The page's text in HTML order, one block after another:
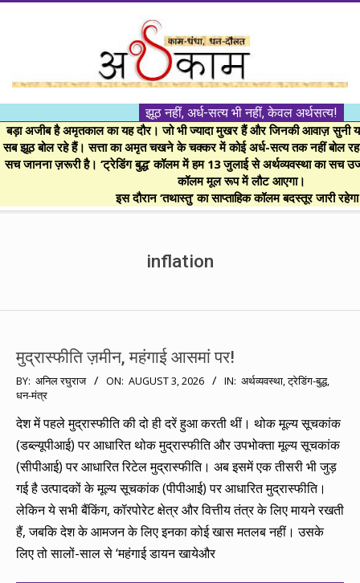
।।
अर्थकाम।।
BE
FINANCIALLY
झूठ नहीं, अर्ध-सत्य भी नहीं, केवल अर्थसत्य!
बड़ा अजीब है अमृतकाल का यह दौर। जो भी ज्यादा मुखर हैं और जिनकी आवाज़ सुनी
सब झूठ बोल रहे हैं। सत्ता का अमृत चखने के चक्कर में कोई अर्ध-सत्य तक नहीं बोल
सच जानना ज़रूरी है। ‘ट्रेडिंग बुद्ध’ कॉलम में हम 13 जुलाई से अर्थव्यवस्था का सच
कॉलम मूल रूप में लौट आएगा।
इस दौरान ‘तथास्तु’ का साप्ताहिक कॉलम बदस्तूर जारी
inflation
मुद्रास्फीति ज़मीन, महंगाई आसमां पर!
2026-
08-
03
BY: अनिल रघुराज ON: AUGUST 3, 2026 IN: अर्थव्यवस्था,ट्रेडिंग-बुद्ध,
धन-मंत्र
देश में पहले मुद्रास्फीति की दो ही दरें हुआ करती थीं। थोक मूल्य सूचकांक
(डब्ल्यूपीआई) पर आधारित थोक मुद्रास्फीति और उपभोक्ता मूल्य सूचकांक
(सीपीआई) पर आधारित रिटेल मुद्रास्फीति। अब इसमें एक तीसरी भी जुड़
गई है उत्पादकों के मूल्य सूचकांक (पीपीआई) पर आधारित मुद्रास्फीति।
लेकिन ये सभी बैंकिंग, कॉरपोरेट क्षेत्र और वित्तीय तंत्र के लिए मायने रखती
हैं, जबकि देश के आमजन के लिए इनका कोई खास मतलब नहीं। उसके
लिए तो सालों-साल से ‘महंगाई डायन खायेऔर